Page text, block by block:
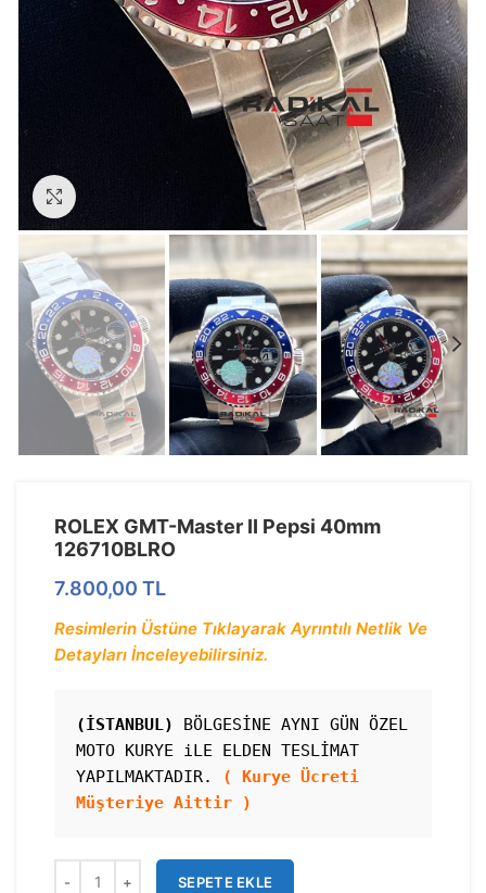
ROLEX GMT-Master II Pepsi 40mm
126710BLRO
7.800,00 TL
Resimlerin Üstüne Tıklayarak Ayrıntılı Netlik Ve
Detayları İnceleyebilirsiniz.
(İSTANBUL)
BÖLGESİNE AYNI GÜN ÖZEL
MOTO KURYE iLE ELDEN TESLİMAT
YAPILMAKTADIR.
( Kurye Ücreti
Müşteriye Aittir )
SEPETE EKLE